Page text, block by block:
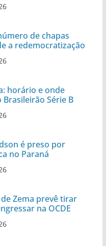
de chapas
a redemocratização
horário e onde
Série B
é preso por
no Paraná
Zema prevê tirar
na OCDE